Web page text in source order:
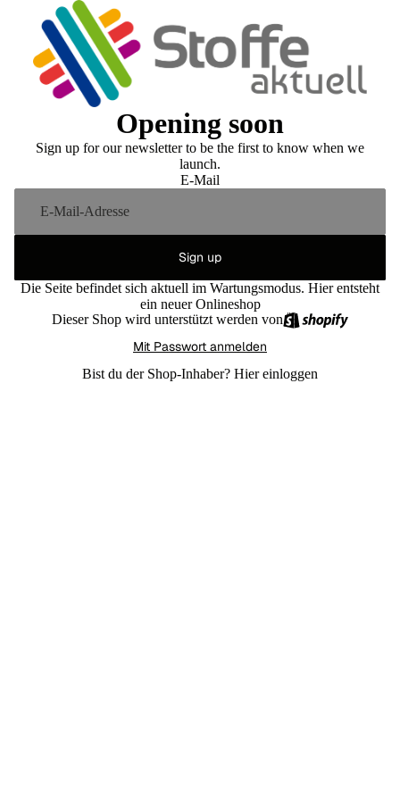
Opening soon
Sign up for our newsletter to be the first to know when we
launch.
E-Mail
Sign up
Die Seite befindet sich aktuell im Wartungsmodus. Hier entsteht
ein neuer Onlineshop
Dieser Shop wird unterstützt werden von
Mit Passwort anmelden
Bist du der Shop-Inhaber? Hier einloggen